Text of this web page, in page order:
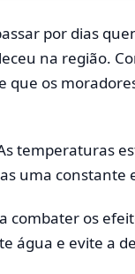
por dias
na região.
que os
temperaturas
uma constante
combater os
água e evite a